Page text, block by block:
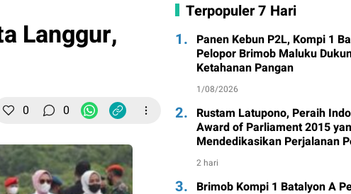
Langgur,
0 0
Terpopuler 7 Hari
1. Panen Kebun P2L, Kompi 1
Pelopor Brimob Maluku
Ketahanan Pangan
1/08/2026
2. Rustam Latupono, Peraih
Award of Parliament 2015
Mendedikasikan Perjalanan
untuk Partai Gerindra
2 hari
3. Brimob Kompi 1 Batalyon A